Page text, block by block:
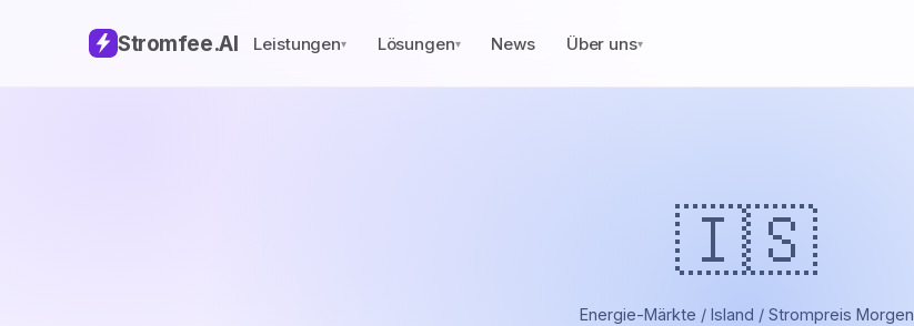
Stromfee.AI Leistungen▾ Lösungen▾ News Über uns▾
🇮🇸
Energie-Märkte / Island / Strompreis Morgen